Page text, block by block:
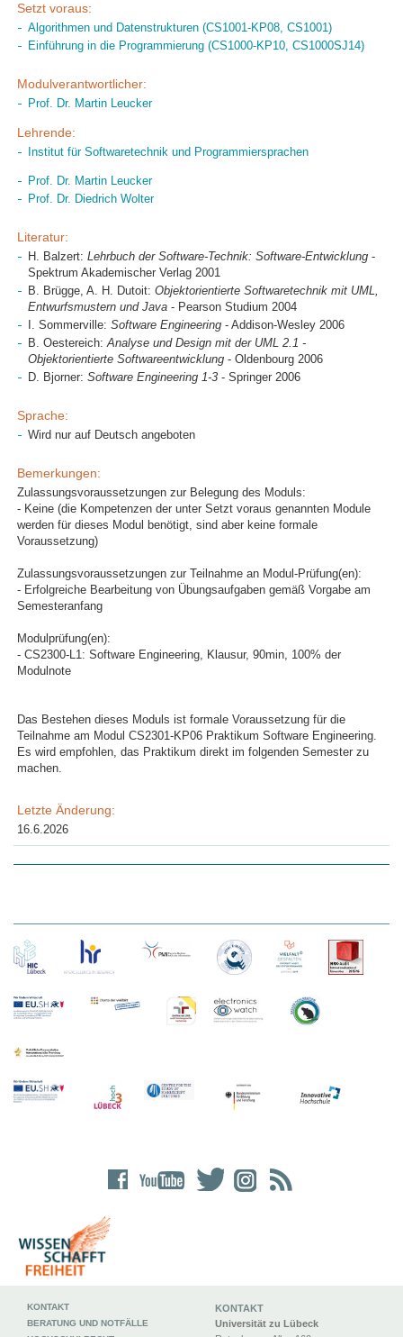
Setzt voraus:
Algorithmen und Datenstrukturen (CS1001-KP08, CS1001)
Einführung in die Programmierung (CS1000-KP10, CS1000SJ14)
Modulverantwortlicher:
Prof. Dr. Martin Leucker
Lehrende:
Institut für Softwaretechnik und Programmiersprachen
Prof. Dr. Martin Leucker
Prof. Dr. Diedrich Wolter
Literatur:
H. Balzert: Lehrbuch der Software-Technik: Software-Entwicklung -
Spektrum Akademischer Verlag 2001
B. Brügge, A. H. Dutoit: Objektorientierte Softwaretechnik mit UML,
Entwurfsmustern und Java - Pearson Studium 2004
I. Sommerville: Software Engineering - Addison-Wesley 2006
B. Oestereich:Analyse und Design mit der UML 2.1 -
Objektorientierte Softwareentwicklung - Oldenbourg 2006
D. Bjorner: Software Engineering 1-3 - Springer 2006
Sprache:
Wird nur auf Deutsch angeboten
Bemerkungen:
Zulassungsvoraussetzungen zur Belegung des Moduls:
- Keine (die Kompetenzen der unter Setzt voraus genannten Module
werden für dieses Modul benötigt, sind aber keine formale
Voraussetzung)
Zulassungsvoraussetzungen zur Teilnahme an Modul-Prüfung(en):
- Erfolgreiche Bearbeitung von Übungsaufgaben gemäß Vorgabe am
Semesteranfang
Modulprüfung(en):
- CS2300-L1: Software Engineering, Klausur, 90min, 100% der
Modulnote
Das Bestehen dieses Moduls ist formale Voraussetzung für die
Teilnahme am Modul CS2301-KP06 Praktikum Software Engineering.
Es wird empfohlen, das Praktikum direkt im folgenden Semester zu
machen.
Letzte Änderung:
16.6.2026
KONTAKT
Universität zu Lübeck
KONTAKT
BERATUNG UND NOTFÄLLE